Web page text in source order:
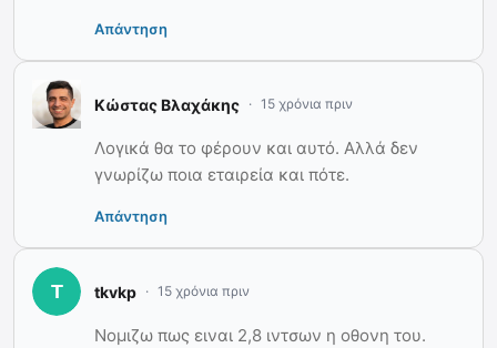
Απάντηση
Κώστας Βλαχάκης 15 χρόνια πριν
Λογικά θα το φέρουν και αυτό. Αλλά δεν
γνωρίζω ποια εταιρεία και πότε.
Απάντηση
tkvkp 15 χρόνια πριν
Νομιζω πως ειναι 2,8 ιντσων η οθονη του.